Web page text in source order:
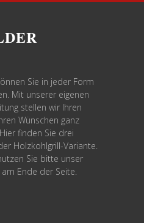
Sie in jeder Form
Mit unserer eigenen
stellen wir Ihren
Wünschen ganz
finden Sie drei
Holzkohlgrill-Variante.
Sie bitte unser
Ende der Seite.